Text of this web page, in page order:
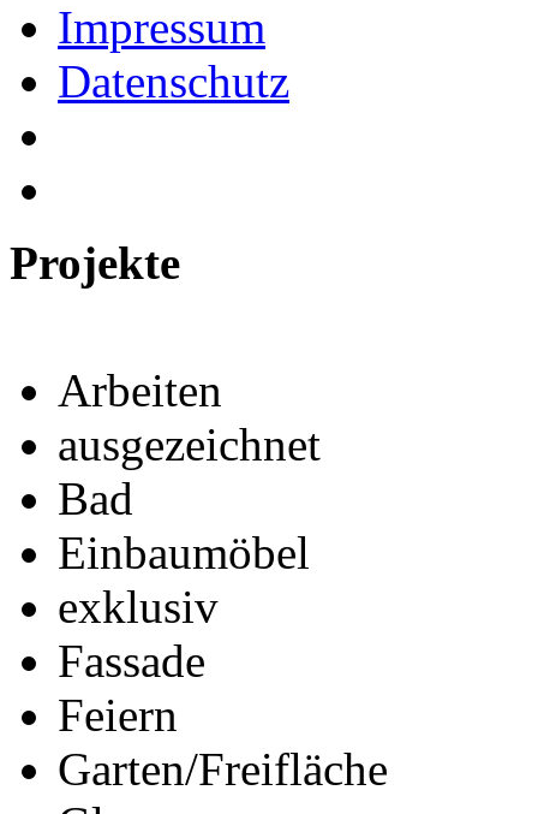
Impressum
Datenschutz
Projekte
Arbeiten
ausgezeichnet
Bad
Einbaumöbel
exklusiv
Fassade
Feiern
Garten/Freifläche